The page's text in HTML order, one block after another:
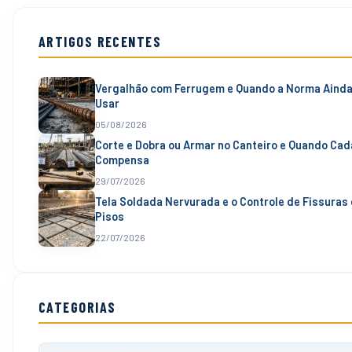
ARTIGOS RECENTES
Vergalhão com Ferrugem e Quando a Norma
Usar
05/08/2026
Corte e Dobra ou Armar no Canteiro e Quando
Compensa
29/07/2026
Tela Soldada Nervurada e o Controle de Fissuras
Pisos
22/07/2026
CATEGORIAS